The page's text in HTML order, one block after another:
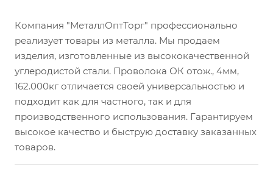
Компания "МеталлОптТорг" профессионально
реализует товары из металла. Мы продаем
изделия, изготовленные из высококачественной
углеродистой стали. Проволока ОК отож., 4мм,
162.000кг отличается своей универсальностью и
подходит как для частного, так и для
производственного использования. Гарантируем
высокое качество и быструю доставку заказанных
товаров.